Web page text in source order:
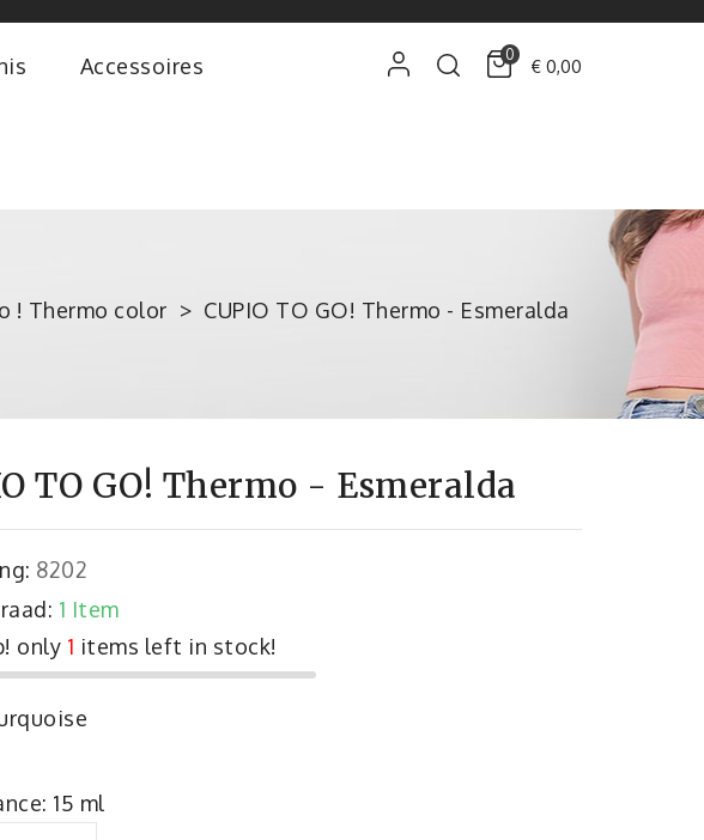
0
€ 0,00
Accessoires
! Thermo color CUPIO TO GO! Thermo - Esmeralda
TO GO! Thermo - Esmeralda
8202
1 Item
only 1 items left in stock!
15 ml